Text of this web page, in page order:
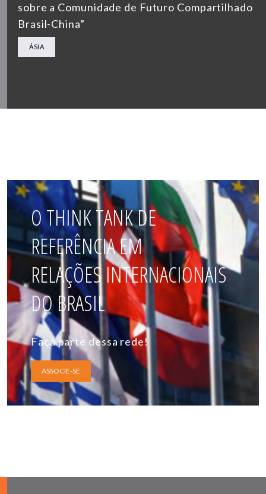
sobre a Comunidade de Futuro Compartilhado
Brasil-China”
ÁSIA
O THINK TANK DE
REFERÊNCIA EM
RELAÇÕES INTERNACIONAIS
DO BRASIL
Faça parte dessa rede!
ASSOCIE-SE